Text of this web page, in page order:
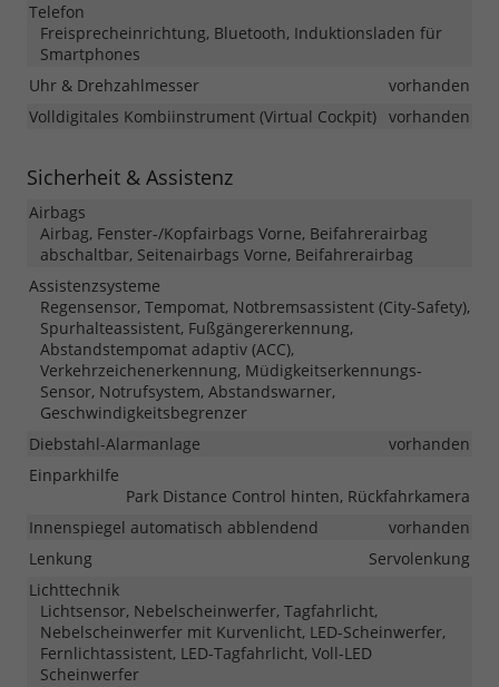
Telefon
Freisprecheinrichtung, Bluetooth, Induktionsladen für
Smartphones
Uhr & Drehzahlmesser
vorhanden
Volldigitales Kombiinstrument (Virtual Cockpit) vorhanden
Sicherheit & Assistenz
Airbags
Airbag, Fenster-/Kopfairbags Vorne, Beifahrerairbag
abschaltbar, Seitenairbags Vorne, Beifahrerairbag
Assistenzsysteme
Regensensor, Tempomat, Notbremsassistent (City-Safety),
Spurhalteassistent, Fußgängererkennung,
Abstandstempomat adaptiv (ACC),
Verkehrzeichenerkennung, Müdigkeitserkennungs-
Sensor, Notrufsystem, Abstandswarner,
Geschwindigkeitsbegrenzer
Diebstahl-Alarmanlage
vorhanden
Einparkhilfe
Park Distance Control hinten, Rückfahrkamera
Innenspiegel automatisch abblendend
vorhanden
Lenkung
Servolenkung
Lichttechnik
Lichtsensor, Nebelscheinwerfer, Tagfahrlicht,
Nebelscheinwerfer mit Kurvenlicht, LED-Scheinwerfer,
Fernlichtassistent, LED-Tagfahrlicht, Voll-LED
Scheinwerfer